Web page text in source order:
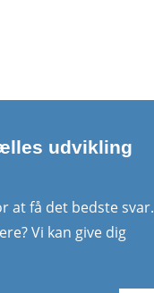
udvikling
at få det bedste svar.
Vi kan give dig